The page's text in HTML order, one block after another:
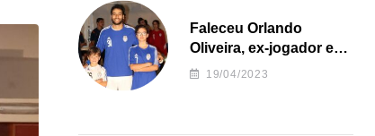
Faleceu Orlando
Oliveira, ex-jogador e
treinador da formação
19/04/2023